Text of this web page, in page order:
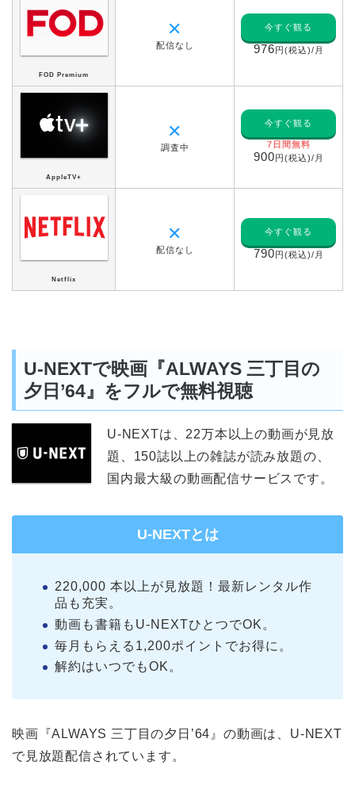
FOD Premium
✕
配信なし
今すぐ観る
976円(税込)/月
AppleTV+
✕
調査中
今すぐ観る
7日間無料
900円(税込)/月
Netflix
✕
配信なし
今すぐ観る
790円(税込)/月
U-NEXTで映画『ALWAYS 三丁目の
夕日’64』をフルで無料視聴
U-NEXTは、22万本以上の動画が見放
題、150誌以上の雑誌が読み放題の、
国内最大級の動画配信サービスです。
U-NEXTとは
220,000 本以上が見放題！最新レンタル作
品も充実。
動画も書籍もU-NEXTひとつでOK。
毎月もらえる1,200ポイントでお得に。
解約はいつでもOK。
映画『ALWAYS 三丁目の夕日’64』の動画は、U-NEXT
で見放題配信されています。